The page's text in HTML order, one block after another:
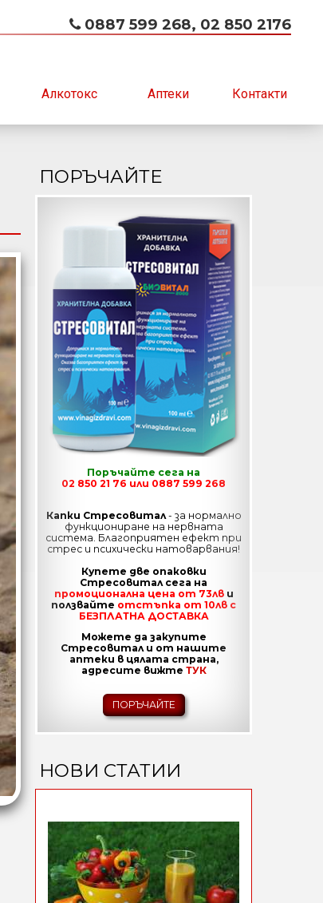
0887 599 268, 02 850 2176
Алкотокс Аптеки Контакти
ПОРЪЧАЙТЕ
Поръчайте сега на
02 850 21 76 или 0887 599 268
Капки Стресовитал- за нормално
функциониране на нервната
система. Благоприятен ефект при
стрес и психически натоварвания!
Купете две опаковки
Стресовитал сега на
промоционална цена от 73лви
ползвайте отстъпка от 10лв с
БЕЗПЛАТНА ДОСТАВКА
Можете да закупите
Стресовитал и от нашите
аптеки в цялата страна,
адресите вижте ТУК
ПОРЪЧАЙТЕ
НОВИ СТАТИИ